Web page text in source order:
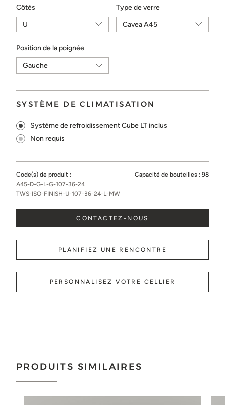
Côtés Type de verre
Position de la poignée
SYSTÈME DE CLIMATISATION
Système de refroidissement Cube LT inclus
Non requis
Code(s) de produit :
A45-D-G-L-G-107-36-24
TWS-ISO-FINISH-U-107-36-24-L-MW
Capacité de bouteilles : 98
CONTACTEZ-NOUS
PLANIFIEZ UNE RENCONTRE
PERSONNALISEZ VOTRE CELLIER
PRODUITS SIMILAIRES